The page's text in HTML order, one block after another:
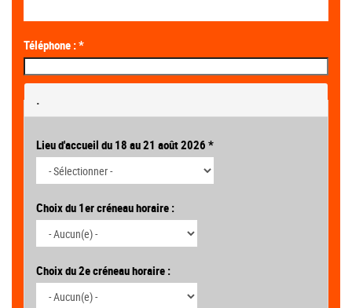
Téléphone :*
.
Lieu d'accueil du 18 au 21 août 2026 *
Choix du 1er créneau horaire :
Choix du 2e créneau horaire :